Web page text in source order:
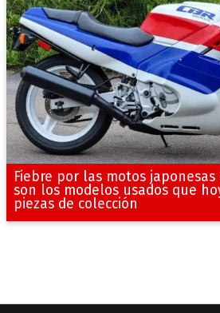
Fiebre por las motos
son los modelos usados que
piezas de colección